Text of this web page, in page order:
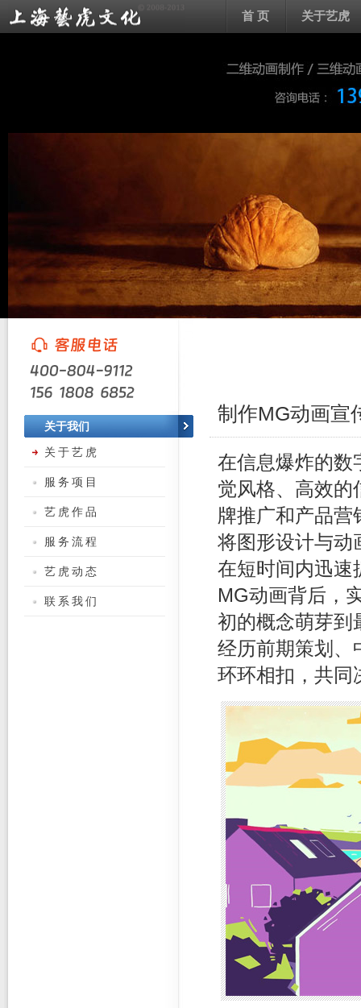
首 页 关于艺虎
制作MG动画宣
在信息爆炸的数
觉风格、高效的
牌推广和产品营
将图形设计与动
在短时间内迅速
MG动画背后，
初的概念萌芽到
经历前期策划、
环环相扣，共同
关于我们
关于艺虎
服务项目
艺虎作品
服务流程
艺虎动态
联系我们